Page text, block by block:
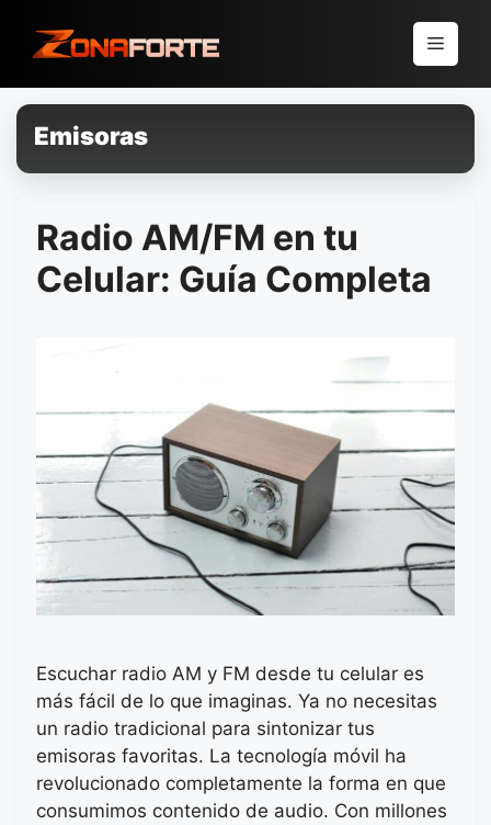
para
conteúdo
Menu
Emisoras
Radio AM/FM en tu
Celular: Guía Completa
Escuchar radio AM y FM desde tu celular es
más fácil de lo que imaginas. Ya no necesitas
un radio tradicional para sintonizar tus
emisoras favoritas. La tecnología móvil ha
revolucionado completamente la forma en que
consumimos contenido de audio. Con millones